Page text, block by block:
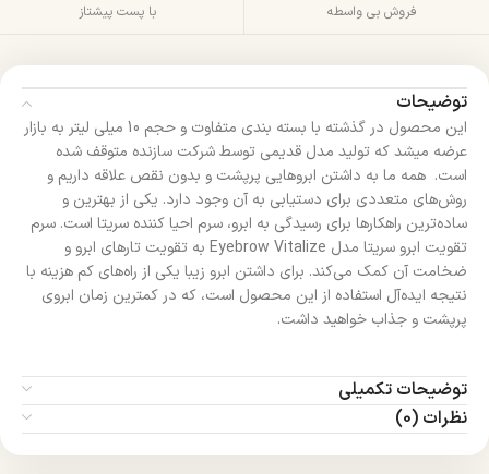
فروش بی واسطه با پست پیشتاز
توضیحات
این محصول در گذشته با بسته بندی متفاوت و حجم 10 میلی لیتر به بازار
عرضه میشد که تولید مدل قدیمی توسط شرکت سازنده متوقف شده
است. همه ما به داشتن ابروهایی پرپشت و بدون نقص علاقه داریم و
روش‌های متعددی برای دستیابی به آن وجود دارد. یکی از بهترین و
ساده‌ترین راهکارها برای رسیدگی به ابرو، سرم احیا کننده سریتا است. سرم
تقویت ابرو سریتا مدل Eyebrow Vitalize به تقویت تارهای ابرو و
ضخامت آن کمک می‌کند. برای داشتن ابرو زیبا یکی از راه‌های کم هزینه با
نتیجه ایده‌آل استفاده از این محصول است، که در کمترین زمان ابروی
پرپشت و جذاب خواهید داشت.
توضیحات تکمیلی
نظرات (0)